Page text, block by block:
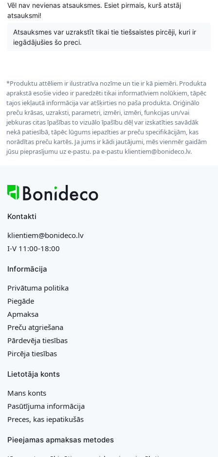
Vēl nav nevienas atsauksmes. Esiet pirmais, kurš atstāj
atsauksmi!
Atsauksmes var uzrakstīt tikai tie tiešsaistes pircēji, kuri ir
iegādājušies šo preci.
*Produktu attēliem ir ilustratīva nozīme un tie ir kā piemēri. Produkta
aprakstā esošie video ir paredzēti tikai informatīviem nolūkiem, tāpēc
tajos iekļautā informācija var atšķirties no paša produkta. Oriģinālo
preču krāsas, uzraksti, parametri, izmēri, izmēri, funkcijas un/vai
jebkuras citas īpašības to vizuālo īpašību dēļ var izskatīties savādāk
nekā patiesībā, tāpēc lūgums iepazīties ar preču specifikācijām, kas
norādītas preču kartēs. Ja jums ir kādi jautājumi, mēs vienmēr gaidām
jūsu pieprasījumu uz e-pastu. pa e-pastu klientiem@bonideco.lv.
Kontakti
klientiem@bonideco.lv
I-V 11:00-18:00
Informācija
Privātuma politika
Piegāde
Apmaksa
Preču atgriešana
Pārdevēja tiesības
Pircēja tiesības
Lietotāja konts
Mans konts
Pasūtījuma informācija
Preces, kas iepatikušās
Pieejamas apmaksas metodes